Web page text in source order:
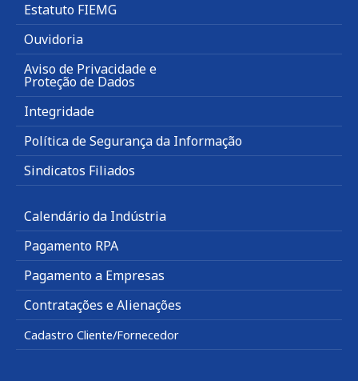
Estatuto FIEMG
Ouvidoria
Aviso de Privacidade e
Proteção de Dados
Integridade
Política de Segurança da Informação
Sindicatos Filiados
Calendário da Indústria
Pagamento RPA
Pagamento a Empresas
Contratações e Alienações
Cadastro Cliente/Fornecedor